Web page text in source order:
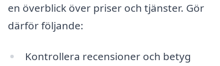
en överblick över priser och tjänster. Gör
därför följande:
Kontrollera recensioner och betyg